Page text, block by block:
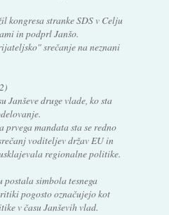
kongresa stranke SDS v Celju
in podprl Janšo.
srečanje na neznani
druge vlade, ko sta
prvega mandata sta se redno
voditeljev držav EU in
regionalne politike.
postala simbola tesnega
pogosto označujejo kot
v času Janševih vlad.